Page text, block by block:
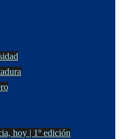
hoy | 1º edición